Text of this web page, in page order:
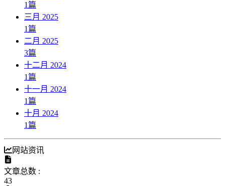
1篇
三月 2025
1篇
二月 2025
3篇
十二月 2024
1篇
十一月 2024
1篇
十月 2024
1篇
网站资讯
文章总数 :
43